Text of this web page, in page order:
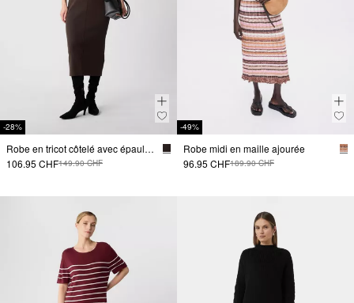
-28%
Robe en tricot côtelé avec épaules recoupées
106.95 CHF149.90 CHF
-49%
Robe midi en maille ajourée
96.95 CHF189.90 CHF